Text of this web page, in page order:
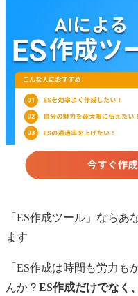
「ES作成ツール」ならあ
ます
「ES作成は時間も労力
んか？ ES作成だけでなく